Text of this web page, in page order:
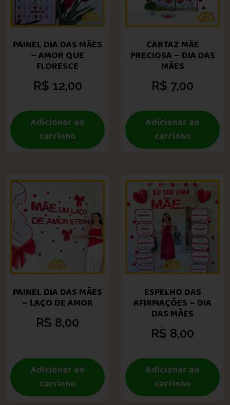
PAINEL DIA DAS MÃES
– AMOR QUE
FLORESCE
R$ 12,00
Adicionar ao
carrinho
CARTAZ MÃE
PRECIOSA – DIA DAS
MÃES
R$ 7,00
Adicionar ao
carrinho
PAINEL DIA DAS MÃES
– LAÇO DE AMOR
R$ 8,00
Adicionar ao
carrinho
ESPELHO DAS
AFIRMAÇÕES – DIA
DAS MÃES
R$ 8,00
Adicionar ao
carrinho